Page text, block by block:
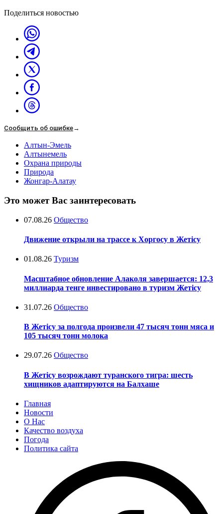
Поделиться новостью
Сообщить об ошибке→
Алтын-Эмель
Алтынемель
Охрана природы
Природа
Жонгар-Алатау
Это может Вас заинтересовать
07.08.26 Общество
Движение открыли на трассе к Хоргосу в Жетісу
01.08.26 Туризм
Масштабное обновление Алаколя завершается: 12,3
миллиарда тенге инвестировано в туризм Жетісу
31.07.26 Общество
В Жетісу за полгода произвели 47 тысяч тонн мяса и
105 тысяч тонн молока
29.07.26 Общество
В Жетісу возрождают туранского тигра: шесть
хищников адаптируются на Балхаше
Главная
Новости
О Нас
Качество воздуха
Погода
Политика сайта